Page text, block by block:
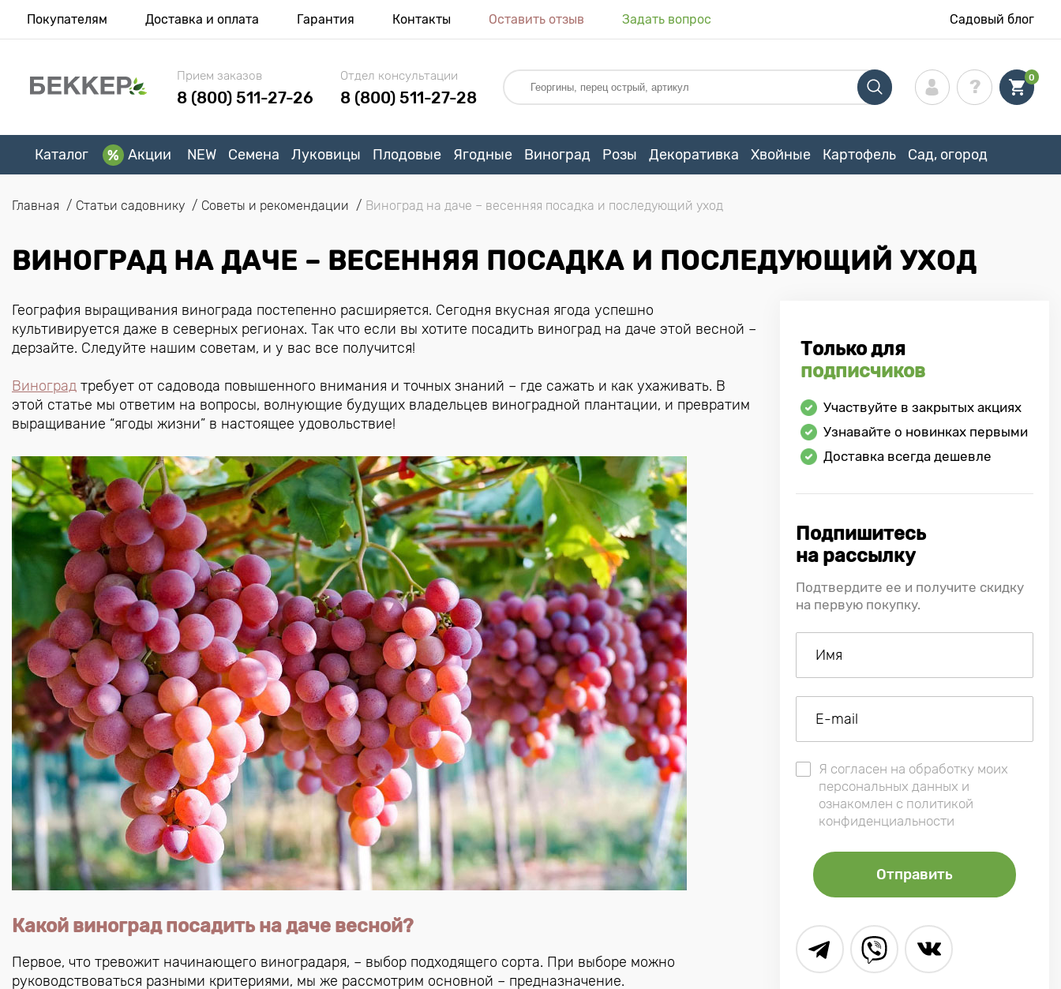
Покупателям Доставка и оплата Гарантия Контакты Оставить отзыв Задать вопрос Садовый блог
Прием заказов
8 (800) 511-27-26
Отдел консультации
8 (800) 511-27-28
0
Каталог Акции NEW Семена Луковицы Плодовые Ягодные Виноград Розы Декоративка Хвойные Картофель Сад, огород
Главная Статьи садовнику Советы и рекомендации Виноград на даче – весенняя посадка и последующий уход
ВИНОГРАД НА ДАЧЕ – ВЕСЕННЯЯ ПОСАДКА И ПОСЛЕДУЮЩИЙ УХОД
География выращивания винограда постепенно расширяется. Сегодня вкусная ягода успешно
культивируется даже в северных регионах. Так что если вы хотите посадить виноград на даче этой весной –
дерзайте. Следуйте нашим советам, и у вас все получится!
Виноград требует от садовода повышенного внимания и точных знаний – где сажать и как ухаживать. В
этой статье мы ответим на вопросы, волнующие будущих владельцев виноградной плантации, и превратим
выращивание “ягоды жизни” в настоящее удовольствие!
Какой виноград посадить на даче весной?
Первое, что тревожит начинающего виноградаря, – выбор подходящего сорта. При выборе можно
руководствоваться разными критериями, мы же рассмотрим основной – предназначение.
Только для
подписчиков
Участвуйте в закрытых акциях
Узнавайте о новинках первыми
Доставка всегда дешевле
Подпишитесь
на рассылку
Подтвердите ее и получите скидку
на первую покупку.
Я согласен на обработку моих
персональных данных и
ознакомлен с политикой
конфиденциальности